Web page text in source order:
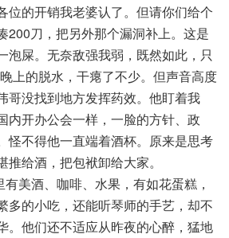
位的开销我老婆认了。但请你们给个
200刀，把另外那个漏洞补上。这是
泡屎。无奈敌强我弱，既然如此，只
上的脱水，干瘪了不少。但声音高度
哥没找到地方发挥药效。他盯着我
内开办公会一样，一脸的方针、政
怪不得他一直端着酒杯。原来是思考
给酒，把包袱卸给大家。
美酒、咖啡、水果，有如花蛋糕，
多的小吃，还能听琴师的手艺，却不
。他们还不适应从昨夜的心醉，猛地